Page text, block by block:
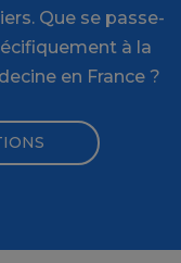
Que se passe-
à la
en France ?